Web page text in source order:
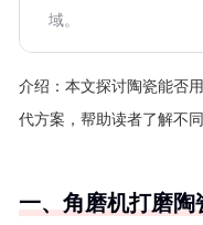
域。
介绍： 本文探讨陶瓷能否
代方案，帮助读者了解不
一、角磨机打磨陶